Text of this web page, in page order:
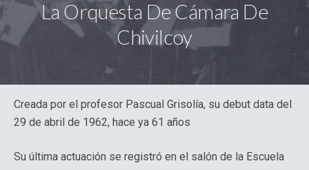
La Orquesta De Cámara De
Chivilcoy
Creada por el profesor Pascual Grisolía, su debut data del
29 de abril de 1962, hace ya 61 años
Su última actuación se registró en el salón de la Escuela